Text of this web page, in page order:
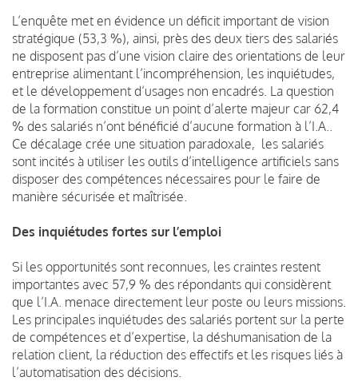
L’enquête met en évidence un déficit important de vision
stratégique (53,3 %), ainsi, près des deux tiers des salariés
ne disposent pas d’une vision claire des orientations de leur
entreprise alimentant l’incompréhension, les inquiétudes,
et le développement d’usages non encadrés. La question
de la formation constitue un point d’alerte majeur car 62,4
% des salariés n’ont bénéficié d’aucune formation à l’I.A..
Ce décalage crée une situation paradoxale, les salariés
sont incités à utiliser les outils d’intelligence artificiels sans
disposer des compétences nécessaires pour le faire de
manière sécurisée et maîtrisée.
Des inquiétudes fortes sur l’emploi
Si les opportunités sont reconnues, les craintes restent
importantes avec 57,9 % des répondants qui considèrent
que l’I.A. menace directement leur poste ou leurs missions.
Les principales inquiétudes des salariés portent sur la perte
de compétences et d’expertise, la déshumanisation de la
relation client, la réduction des effectifs et les risques liés à
l’automatisation des décisions.